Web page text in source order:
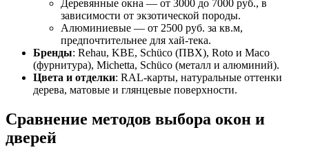
Деревянные окна — от 3000 до 7000 руб., в
зависимости от экзотической породы.
Алюминиевые — от 2500 руб. за кв.м,
предпочтительнее для хай-тека.
Бренды: Rehau, KBE, Schüco (ПВХ), Roto и Maco
(фурнитура), Michetta, Schüco (металл и алюминий).
Цвета и отделки: RAL-карты, натуральные оттенки
дерева, матовые и глянцевые поверхности.
Сравнение методов выбора окон и
дверей